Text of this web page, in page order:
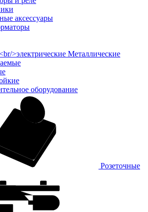
аксессуары
Металлические
оборудование
Розеточные